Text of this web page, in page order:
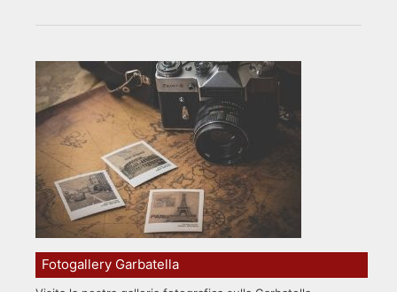
Fotogallery Garbatella